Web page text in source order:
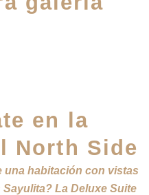
en la
North Side
una habitación con vistas
La Deluxe Suite